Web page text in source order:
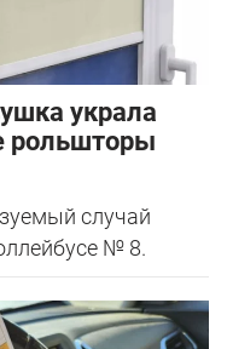
украла
рольшторы
случай
№ 8.